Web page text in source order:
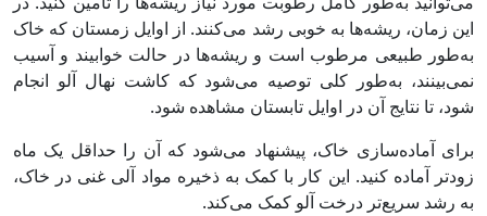
این زمان، ریشه‌ها به خوبی رشد می‌کنند. از اوایل زمستان که خاک
به‌طور طبیعی مرطوب است و ریشه‌ها در حالت خوابیند و آسیب
نمی‌بینند، به‌طور کلی توصیه می‌شود که کاشت نهال آلو انجام
شود، تا نتایج آن در اوایل تابستان مشاهده شود.
برای آماده‌سازی خاک، پیشنهاد می‌شود که آن را حداقل یک ماه
زودتر آماده کنید. این کار با کمک به ذخیره مواد آلی غنی در خاک،
به رشد سریع‌تر درخت آلو کمک می‌کند.